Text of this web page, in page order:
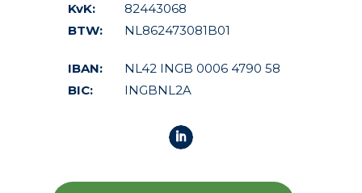
KvK:
82443068
BTW:
NL862473081B01
IBAN:
NL42 INGB 0006 4790 58
BIC:
INGBNL2A